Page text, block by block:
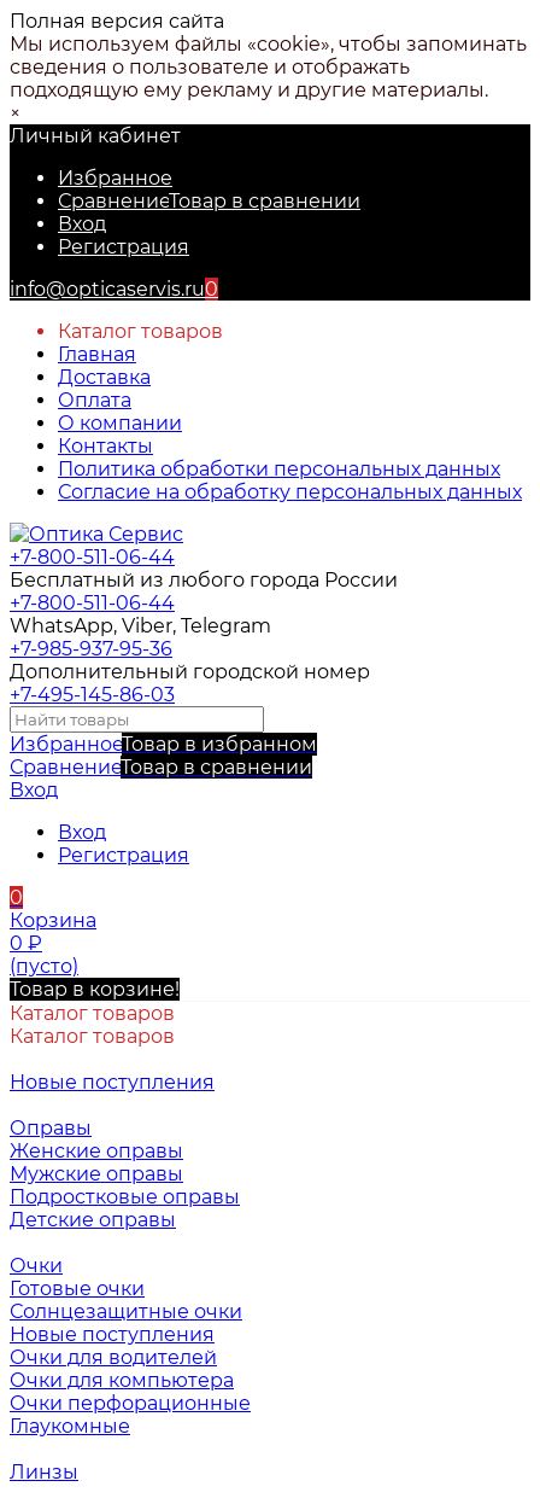
Полная версия сайта
Мы используем файлы «cookie», чтобы запоминать
сведения о пользователе и отображать
подходящую ему рекламу и другие материалы.
×
Личный кабинет
Избранное
СравнениеТовар в сравнении
Вход
Регистрация
info@opticaservis.ru0
Каталог товаров
Главная
Доставка
Оплата
О компании
Контакты
Политика обработки персональных данных
Согласие на обработку персональных данных
+7-800-511-06-44
Бесплатный из любого города России
+7-800-511-06-44
WhatsApp, Viber, Telegram
+7-985-937-95-36
Дополнительный городской номер
+7-495-145-86-03
ИзбранноеТовар в избранном
СравнениеТовар в сравнении
Вход
Вход
Регистрация
0
Корзина
0 ₽
(пусто)
Товар в корзине!
Каталог товаров
Каталог товаров
Новые поступления
Оправы
Женские оправы
Мужские оправы
Подростковые оправы
Детские оправы
Очки
Готовые очки
Солнцезащитные очки
Новые поступления
Очки для водителей
Очки для компьютера
Очки перфорационные
Глаукомные
Линзы